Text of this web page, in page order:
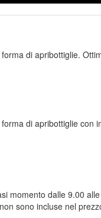
di apribottiglie.
di apribottiglie con
momento dalle 9.00
sono incluse nel